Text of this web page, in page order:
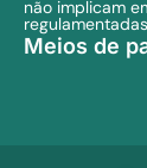
não implicam
Meios de